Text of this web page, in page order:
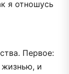
я отношусь
Первое:
жизнью, и